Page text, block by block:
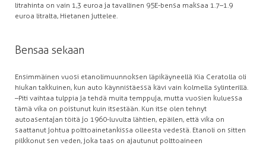
litrahinta on vain 1,3 euroa ja tavallinen 95E-bensa maksaa 1.7–1.9
euroa litralta, Hietanen juttelee.
Bensaa sekaan
Ensimmäinen vuosi etanolimuunnoksen läpikäyneellä Kia Ceratolla oli
hiukan takkuinen, kun auto käynnistäessä kävi vain kolmella sylinterillä.
–Piti vaihtaa tulppia ja tehdä muita temppuja, mutta vuosien kuluessa
tämä vika on poistunut kuin itsestään. Kun itse olen tehnyt
autoasentajan töitä jo 1960-luvulta lähtien, epäilen, että vika on
saattanut johtua polttoainetankissa olleesta vedestä. Etanoli on sitten
pilkkonut sen veden, joka taas on ajautunut polttoaineen